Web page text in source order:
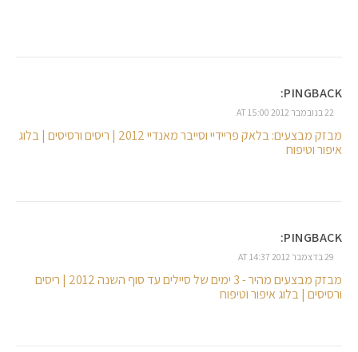
PINGBACK:
22 בנובמבר 2012 AT 15:00
מבזק מבצעים: בלאק פריידיי וסייבר מאנדיי 2012 | ריסים ורסיסים | בלוג
איפור וטיפוח
PINGBACK:
29 בדצמבר 2012 AT 14:37
מבזק מבצעים מהיר - 3 ימים של סיילים עד סוף השנה 2012 | ריסים
ורסיסים | בלוג איפור וטיפוח